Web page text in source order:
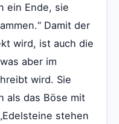
ein Ende, sie
Damit der
wird, ist auch die
aber im
wird. Sie
als das Böse mit
stehen